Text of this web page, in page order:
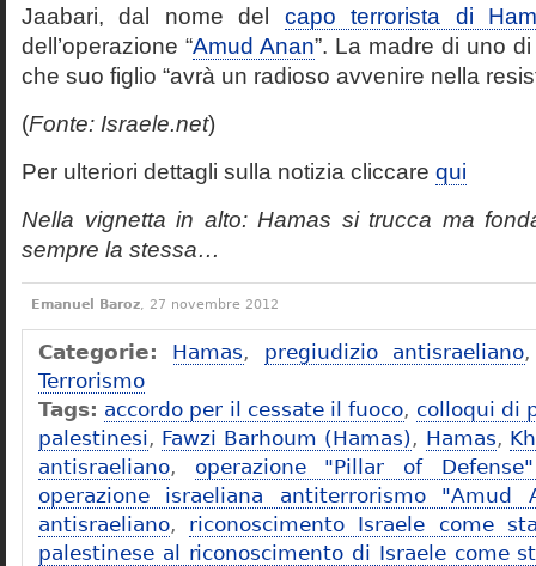
Jaabari, dal nome del capo terrorista di
dell’operazione “Amud Anan”. La madre di uno
che suo figlio “avrà un radioso avvenire nella
(Fonte: Israele.net)
Per ulteriori dettagli sulla notizia cliccare qui
Nella vignetta in alto: Hamas si trucca ma
sempre la stessa…
Emanuel Baroz, 27 novembre 2012
Categorie: Hamas, pregiudizio antisraeliano
Terrorismo
Tags: accordo per il cessate il fuoco, colloqui di
palestinesi, Fawzi Barhoum (Hamas), Hamas,
antisraeliano, operazione "Pillar of
operazione israeliana antiterrorismo "Amud
antisraeliano, riconoscimento Israele come
palestinese al riconoscimento di Israele come